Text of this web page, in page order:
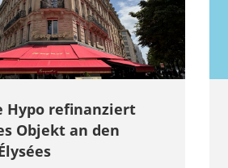
Hypo refinanziert
Objekt an den